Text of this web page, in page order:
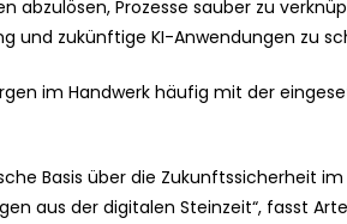
abzulösen, Prozesse sauber zu
und zukünftige KI-Anwendungen zu
im Handwerk häufig mit der
Basis über die Zukunftssicherheit
aus der digitalen Steinzeit“, fasst